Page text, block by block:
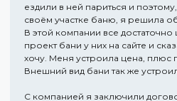
ездили в ней париться и
своём участке баню, я решила
В этой компании все
проект бани у них на сайте и
хочу. Меня устроила цена, плюс
Внешний вид бани так же
С компанией я заключили